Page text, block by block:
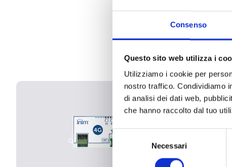
Consenso
Questo sito web utilizza i
Utilizziamo i cookie per
nostro traffico. Condividiamo
di analisi dei dati web,
che hanno raccolto dal tuo
Selezione
del
Necessari